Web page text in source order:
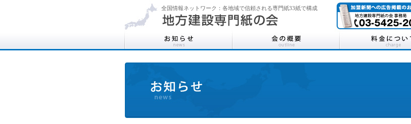
全国情報ネットワーク：各地域で信頼される専門紙33紙で構成